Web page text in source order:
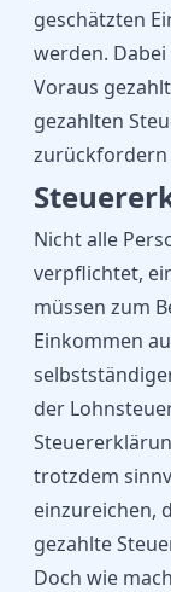
geschätzten
werden.
Voraus
gezahlten
zurückfordern
Nicht alle
verpflichtet,
müssen zum
Einkommen
der
trotzdem
einzureichen,
gezahlte
Doch wie